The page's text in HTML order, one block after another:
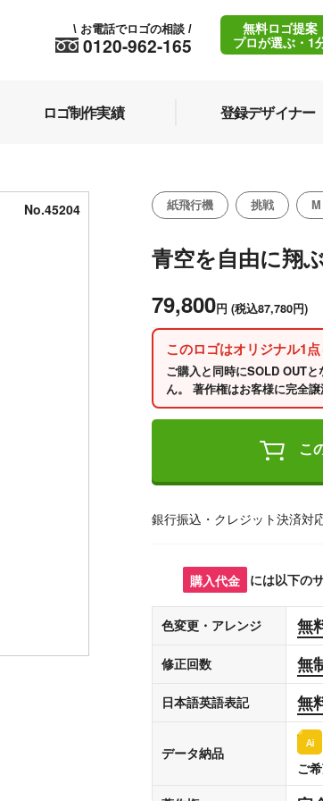
0120-962-165
\ お電話でロゴの相談 /
無料ロゴ提案
プロが選ぶ・1
ロゴ制作実績 登録デザイナー
No.45204 紙飛行機 挑戦 M
青空を自由に翔
79,800円 (税込87,780円)
このロゴはオリジナル1
ご購入と同時にSOLD OUT
ん。 著作権はお客様に完全譲
こ
銀行振込・クレジット決済対
購入代金 には以下の
色変更・アレンジ 無
修正回数 無
日本語英語表記 無
データ納品
ご